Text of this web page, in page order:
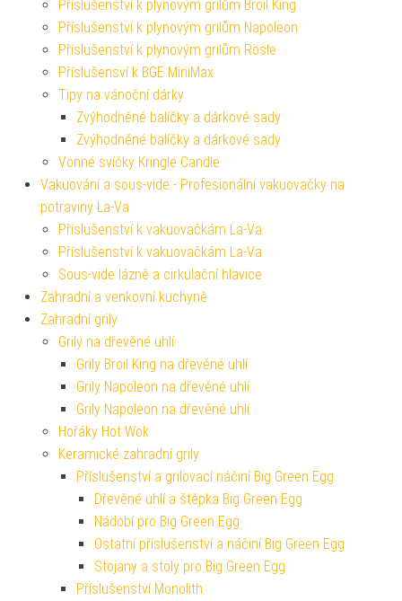
Příslušenství k plynovým grilům Broil King
Příslušenství k plynovým grilům Napoleon
Příslušenství k plynovým grilům Rösle
Příslušensví k BGE MiniMax
Tipy na vánoční dárky
Zvýhodněné balíčky a dárkové sady
Zvýhodněné balíčky a dárkové sady
Vonné svíčky Kringle Candle
Vakuování a sous-vide - Profesionální vakuovačky na
potraviny La-Va
Příslušenství k vakuovačkám La-Va
Příslušenství k vakuovačkám La-Va
Sous-vide lázně a cirkulační hlavice
Zahradní a venkovní kuchyně
Zahradní grily
Grily na dřevěné uhlí
Grily Broil King na dřevěné uhlí
Grily Napoleon na dřevěné uhlí
Grily Napoleon na dřevěné uhlí
Hořáky Hot Wok
Keramické zahradní grily
Příslušenství a grilovací náčiní Big Green Egg
Dřevěné uhlí a štěpka Big Green Egg
Nádobí pro Big Green Egg
Ostatní příslušenství a náčiní Big Green Egg
Stojany a stoly pro Big Green Egg
Příslušenství Monolith